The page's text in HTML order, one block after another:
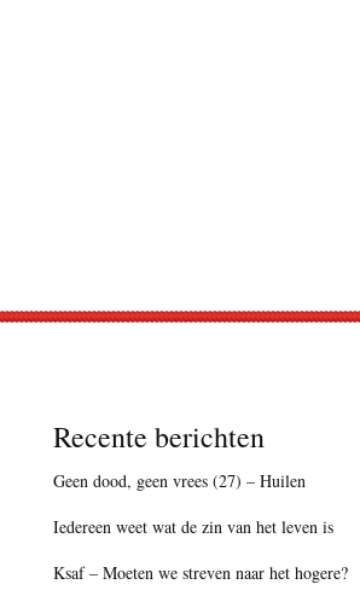
Recente berichten
Geen dood, geen vrees (27) – Huilen
Iedereen weet wat de zin van het leven is
Ksaf – Moeten we streven naar het hogere?